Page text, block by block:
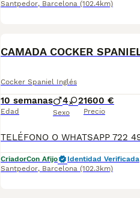
Santpedor, Barcelona (102.4km)
CAMADA COCKER
Cocker Spaniel Inglés
10 semanas
Edad
4 2
Sexo
1600 €
Precio
CriadorCon Afijo
Identidad Verificada
Santpedor, Barcelona (102.3km)